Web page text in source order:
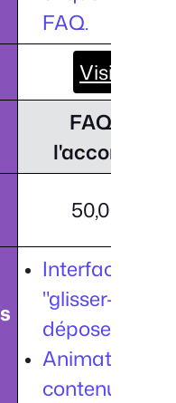
FAQ.
Visiter
FAQ sur
l'accordéon
50,000+
Interface
"glisser-
déposer".
Animations
contenu.